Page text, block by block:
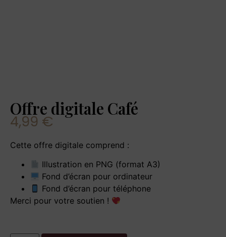
Offre digitale Café
4,99 €
Cette offre digitale comprend :
Illustration en PNG (format A3)
Fond d’écran pour ordinateur
Fond d’écran pour téléphone
Merci pour votre soutien !